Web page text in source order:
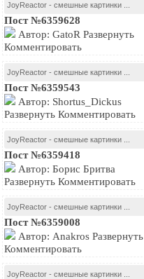
JoyReactor - смешные картинки ...
Пост №6359628
Автор: GatoR Развернуть
Комментировать
JoyReactor - смешные картинки ...
Пост №6359543
Автор: Shortus_Dickus
Развернуть Комментировать
JoyReactor - смешные картинки ...
Пост №6359418
Автор: Борис Бритва
Развернуть Комментировать
JoyReactor - смешные картинки ...
Пост №6359008
Автор: Anakros Развернуть
Комментировать
JoyReactor - смешные картинки ...